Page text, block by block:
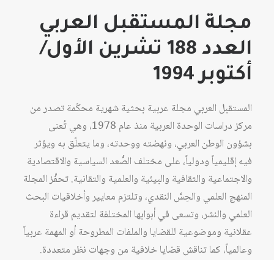
مجلة المستقبل العربي
العدد 188 تشرين الأول/
أكتوبر 1994
المستقبل العربي مجلة عربية بحثية شهرية محكّمة تصدر من
مركز دراسات الوحدة العربية منذ عام 1978، وهي تُعنى
بشؤون الوطن العربي، ونهضته ووحدته، وما يتعلّق به ويؤثر
فيه إقليمياً ودولياً، على مختلف الصُّعد السياسية والاقتصادية
والاجتماعية والثقافية والبيئية والعلمية والتقانية. تحفِّز المجلة
المنهج العلمي والحِسَّ النقدي، وتلتزم معايير وأخلاقيات البحث
العلمي والنشر، وتسعى في أبوابها المختلفة لتقديم قراءة
عقلانية وموضوعية للقضايا والملفات المطروحة أو المهمة عربياً
وعالمياً، كما تناقش قضايا خلافية من وجهات نظر متعددة.